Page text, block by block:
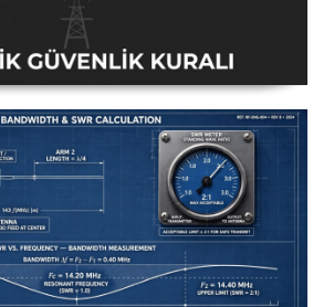
Güvenlik Talimatı [18 Kritik